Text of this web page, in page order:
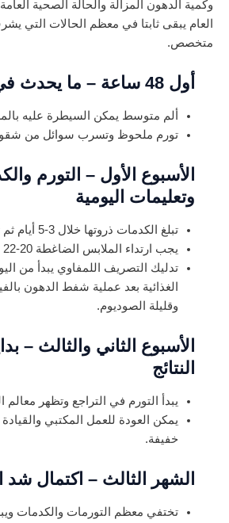
وكمية الدهون المزالة والحالة الصحية
العام يبقى ثابتا في معظم الحالات التي
متخصص.
أول 48 ساعة – ما يحدث في جسمك
ألم متوسط يمكن السيطرة عليه
تورم ملحوظ وتسرب سوائل من
الأسبوع الأول – التورم
وتعليمات اليومية
تبلغ الكدمات ذروتها خلال 3-5 أيام ثم تبدأ في التراجع.
يجب ارتداء الملابس الضاغطة 20-22 ساعة يوميا.
تدليك التصريف اللمفاوي يبدأ من
الغذائية بعد عملية شفط الدهون
وقليلة الصوديوم.
الأسبوع الثاني والثالث –
النتائج
يبدأ التورم في التراجع وتظهر معالم
يمكن العودة للعمل المكتبي
خفيفة.
الشهر الثالث – اكتمال شد
تختفي معظم التورمات والكدمات